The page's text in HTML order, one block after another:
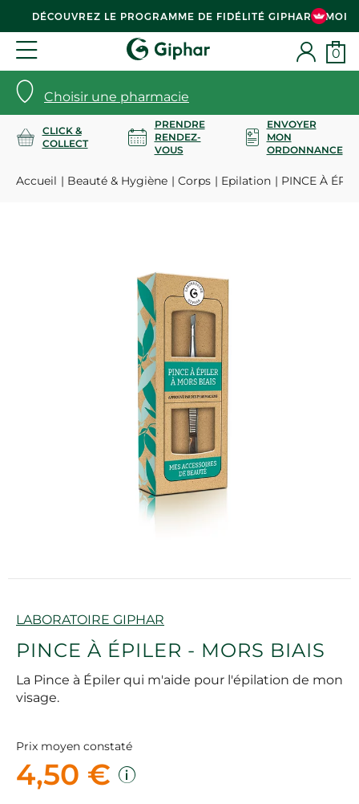
DÉCOUVREZ LE PROGRAMME DE FIDÉLITÉ GIPHAR & MOI
Choisir une pharmacie
0
CLICK &
COLLECT
PRENDRE
RENDEZ-
VOUS
ENVOYER
MON
ORDONNANCE
Accueil Beauté & Hygiène Corps Epilation PINCE À
Marque
LABORATOIRE GIPHAR
PINCE À ÉPILER - MORS BIAIS
La Pince à Épiler qui m'aide pour l'épilation de mon
visage.
Prix moyen constaté
4,50 €